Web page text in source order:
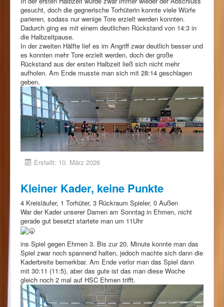
gesucht, doch die gegnerische Torhüterin konnte viele Würfe
parieren, sodass nur wenige Tore erzielt werden konnten.
Dadurch ging es mit einem deutlichen Rückstand von 14:3 in
die Halbzeitpause.
In der zweiten Hälfte lief es im Angriff zwar deutlich besser und
es konnten mehr Tore erzielt werden, doch der große
Rückstand aus der ersten Halbzeit ließ sich nicht mehr
aufholen. Am Ende musste man sich mit 28:14 geschlagen
geben.
Erstellt: 10. März 2026
Kleiner Kader, keine Punkte
4 Kreisläufer, 1 Torhüter, 3 Rückraum Spieler, 0 Außen
War der Kader unserer Damen am Sonntag in Ehmen, nicht
gerade gut besetzt startete man um 11Uhr
ins Spiel gegen Ehmen 3. Bis zur 20. Minute konnte man das
Spiel zwar noch spannend halten, jedoch machte sich dann die
Kaderbreite bemerkbar. Am Ende verlor man das Spiel dann
mit 30:11 (11:5), aber das gute ist das man diese Woche
gleich noch 2 mal auf HSC Ehmen trifft.